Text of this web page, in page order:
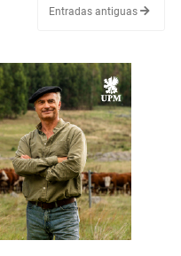
Entradas antiguas